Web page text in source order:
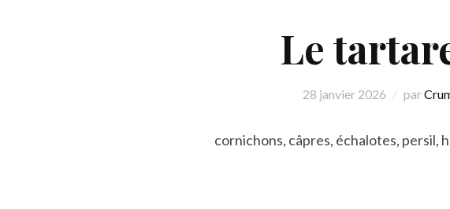
Le
28 janvier 2026 par
cornichons, câpres, échalotes, persil,